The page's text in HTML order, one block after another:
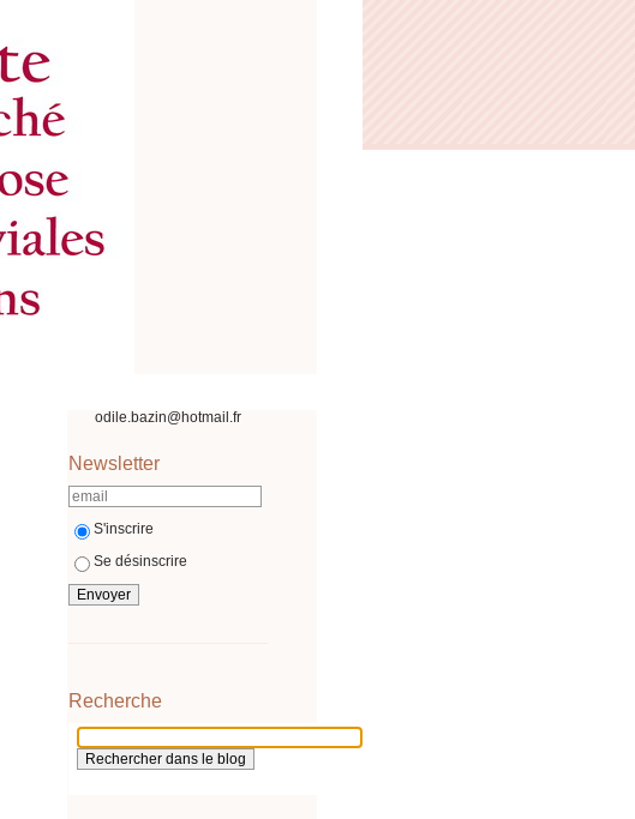
odile.bazin@hotmail.fr
Newsletter
S'inscrire
Se désinscrire
Recherche